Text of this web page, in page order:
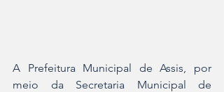
A Prefeitura Municipal de Assis, por
meio da Secretaria Municipal de